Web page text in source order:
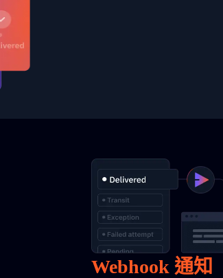
Webhook 通知